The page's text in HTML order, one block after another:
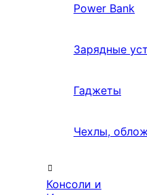
Power Bank
Зарядные
Гаджеты
Чехлы,
Консоли и